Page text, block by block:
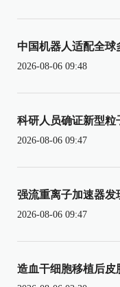
中国机器人适配全球
2026-08-06 09:48
科研人员确证新型粒
2026-08-06 09:47
强流重离子加速器发
2026-08-06 09:47
造血干细胞移植后皮